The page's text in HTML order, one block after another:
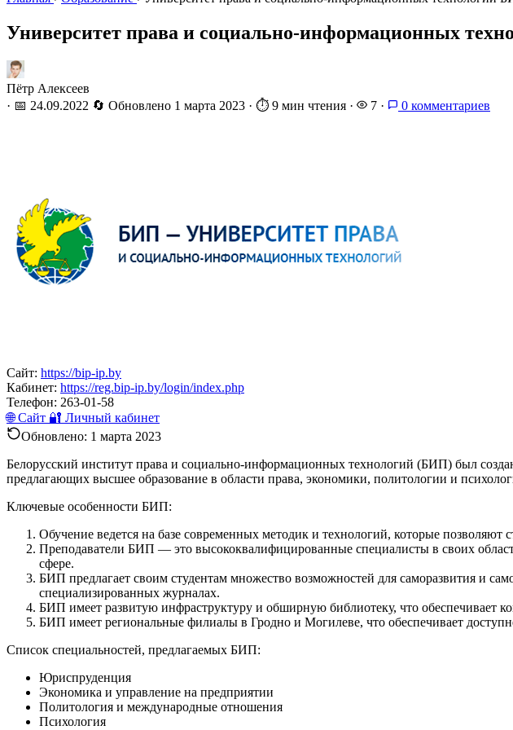
Университет права и социально-информационных
Пётр Алексеев
· 📅 24.09.2022 🔄 Обновлено 1 марта 2023 · ⏱️ 9 мин чтения · 7 · 0 комментариев
Сайт: https://bip-ip.by
Кабинет: https://reg.bip-ip.by/login/index.php
Телефон: 263-01-58
🌐 Сайт 🔐 Личный кабинет
Обновлено: 1 марта 2023
Белорусский институт права и социально-информационных технологий (БИП) был
предлагающих высшее образование в области права, экономики, политологии и
Ключевые особенности БИП:
Обучение ведется на базе современных методик и технологий, которые
Преподаватели БИП — это высококвалифицированные специалисты в своих
сфере.
БИП предлагает своим студентам множество возможностей для саморазвития и
специализированных журналах.
БИП имеет развитую инфраструктуру и обширную библиотеку, что обеспечивает
БИП имеет региональные филиалы в Гродно и Могилеве, что обеспечивает
Список специальностей, предлагаемых БИП:
Юриспруденция
Экономика и управление на предприятии
Политология и международные отношения
Психология